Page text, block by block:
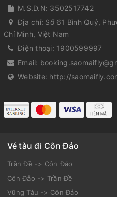
M.S.D.N: 3502517742
Địa chỉ: Số 61 Bình Quý,
Chí Minh, Việt Nam
Điện thoại: 1900599997
Email:
Website: http://
Vé tàu đi Côn Đảo
Trần Đề -> Côn Đảo
Côn Đảo -> Trần Đề
Vũng Tàu -> Côn Đảo